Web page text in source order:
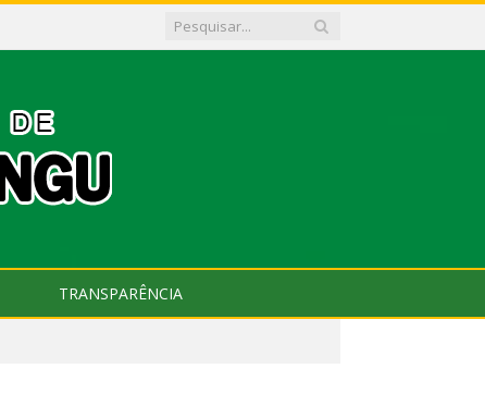
TRANSPARÊNCIA